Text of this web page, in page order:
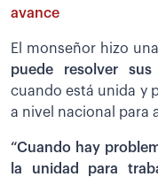
avance
El monseñor hizo
puede resolver
cuando está unida y
a nivel nacional para
“Cuando hay
la unidad para